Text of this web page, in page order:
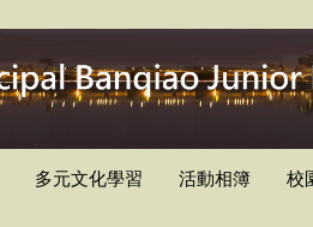
多元文化學習 活動相簿 校